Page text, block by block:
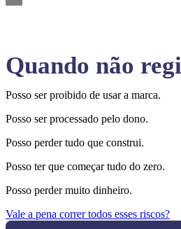
Quando não
Posso ser proibido de usar a marca.
Posso ser processado pelo dono.
Posso perder tudo que construi.
Posso ter que começar tudo do zero.
Posso perder muito dinheiro.
Vale a pena correr todos esses riscos?